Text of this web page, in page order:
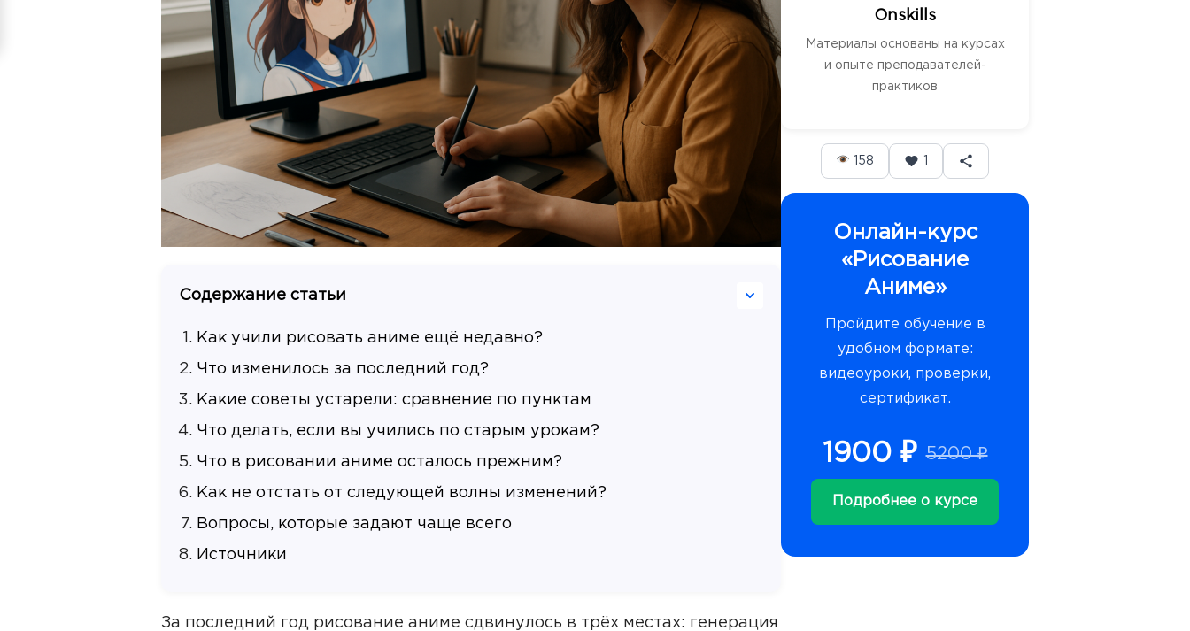
Содержание статьи
Как учили рисовать аниме ещё недавно?
Что изменилось за последний год?
Какие советы устарели: сравнение по пунктам
Что делать, если вы учились по старым урокам?
Что в рисовании аниме осталось прежним?
Как не отстать от следующей волны изменений?
Вопросы, которые задают чаще всего
Источники
За последний год рисование аниме сдвинулось в трёх местах: генерация
Onskills
Материалы основаны на курсах
и опыте преподавателей-
практиков
158
Онлайн-курс
«Рисование
Аниме»
Пройдите обучение в
удобном формате:
видеоуроки, проверки,
сертификат.
1900 ₽ 5200 ₽
Подробнее о курсе